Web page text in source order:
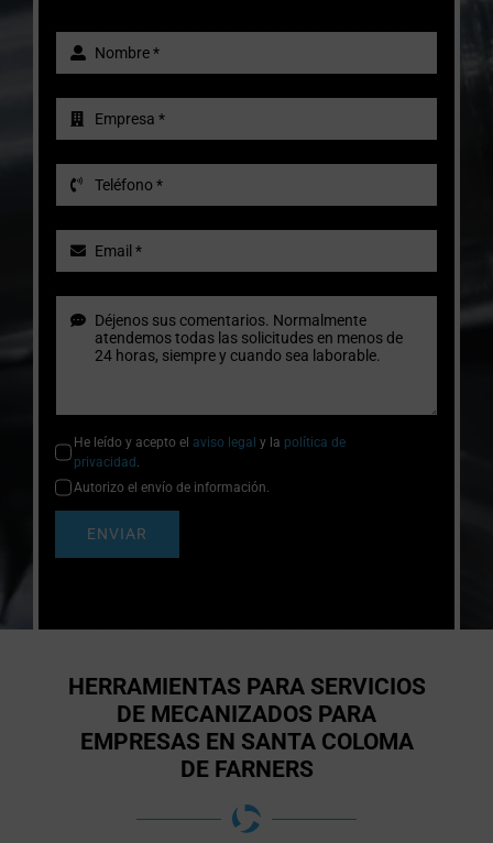
He leído y acepto el aviso legal y la política de
privacidad .
Autorizo el envío de información.
ENVIAR
HERRAMIENTAS PARA SERVICIOS
DE MECANIZADOS PARA
EMPRESAS EN SANTA COLOMA
DE FARNERS